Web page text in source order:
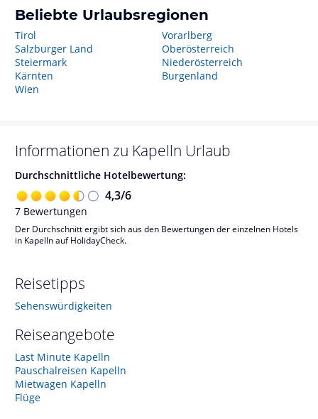
Beliebte Urlaubsregionen
Tirol
Salzburger Land
Steiermark
Kärnten
Wien
Vorarlberg
Oberösterreich
Niederösterreich
Burgenland
Informationen zu Kapelln Urlaub
Durchschnittliche Hotelbewertung:
4,3/6
7 Bewertungen
Der Durchschnitt ergibt sich aus den Bewertungen der einzelnen Hotels
in Kapelln auf HolidayCheck.
Reisetipps
Sehenswürdigkeiten
Reiseangebote
Last Minute Kapelln
Pauschalreisen Kapelln
Mietwagen Kapelln
Flüge